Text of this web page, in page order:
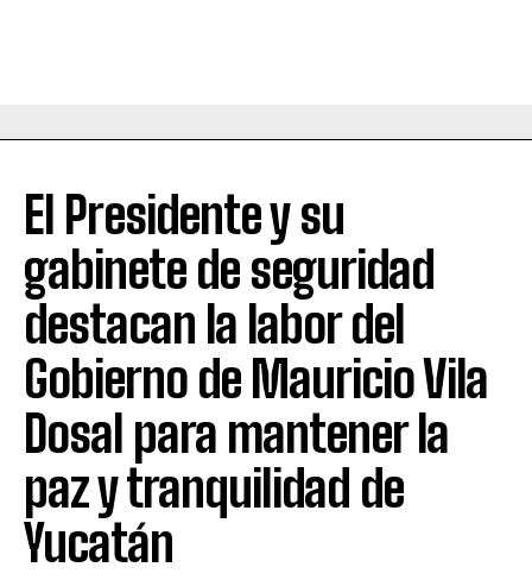
El Presidente y su
gabinete de seguridad
destacan la labor del
Gobierno de Mauricio Vila
Dosal para mantener la
paz y tranquilidad de
Yucatán